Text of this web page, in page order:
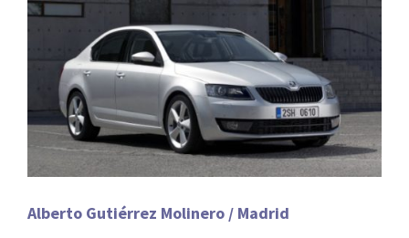
Alberto Gutiérrez Molinero / Madrid